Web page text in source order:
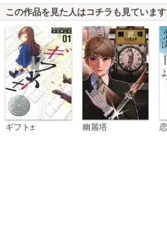
この作品を見た人はコチラも見ています
ギフト± 幽麗塔